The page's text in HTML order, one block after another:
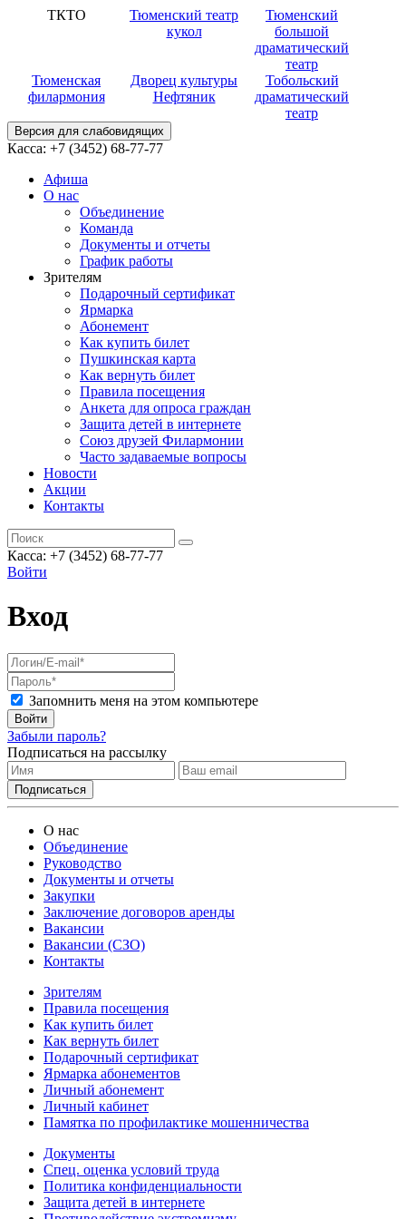
ТКТО
Тюменский театр
кукол
Тюменский
большой
драматический
театр
Тюменская
филармония
Дворец культуры
Нефтяник
Тобольский
драматический
театр
Версия для слабовидящих
Касса: +7 (3452) 68-77-77
Афиша
О нас
Объединение
Команда
Документы и отчеты
График работы
Зрителям
Подарочный сертификат
Ярмарка
Абонемент
Как купить билет
Пушкинская карта
Как вернуть билет
Правила посещения
Анкета для опроса граждан
Защита детей в интернете
Союз друзей Филармонии
Часто задаваемые вопросы
Новости
Акции
Контакты
Касса: +7 (3452) 68-77-77
Войти
Вход
Запомнить меня на этом компьютере
Войти
Забыли пароль?
Подписаться на рассылку
О нас
Объединение
Руководство
Документы и отчеты
Закупки
Заключение договоров аренды
Вакансии
Вакансии (СЗО)
Контакты
Зрителям
Правила посещения
Как купить билет
Как вернуть билет
Подарочный сертификат
Ярмарка абонементов
Личный абонемент
Личный кабинет
Памятка по профилактике мошенничества
Документы
Спец. оценка условий труда
Политика конфиденциальности
Защита детей в интернете